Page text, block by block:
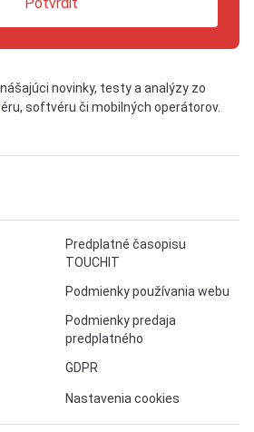
novinky, testy a analýzy zo
softvéru či mobilných operátorov.
Predplatné časopisu
TOUCHIT
Podmienky používania webu
Podmienky predaja
predplatného
GDPR
Nastavenia cookies